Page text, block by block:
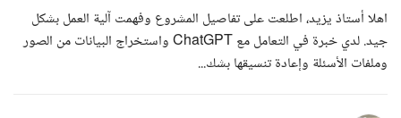
اهلا أستاذ يزيد، اطلعت على تفاصيل المشروع وفهمت آلية العمل بشكل
جيد. لدي خبرة في التعامل مع ChatGPT واستخراج البيانات من الصور
وملفات الأسئلة وإعادة تنسيقها بشك...